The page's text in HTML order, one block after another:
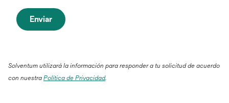
Enviar
Solventum utilizará la información para responder a tu solicitud de acuerdo
con nuestra Política de Privacidad.